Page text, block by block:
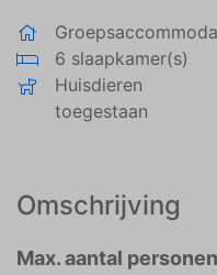
6 slaapkamer(s)
Huisdieren
toegestaan
Omschrijving
Max. aantal